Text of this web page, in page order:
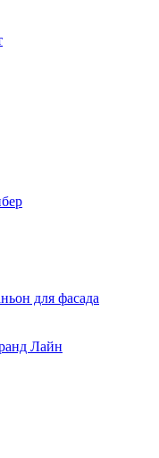
для фасада
Лайн